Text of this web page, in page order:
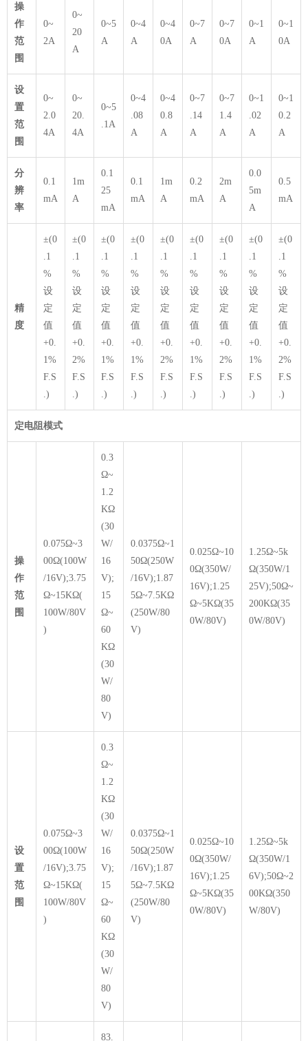
操
作
范
围
0~
2A
0~
20
A
0~5
A
0~4
A
0~4
0A
0~7
A
0~7
0A
0~1
A
0~1
0A
设
置
范
围
0~
2.0
4A
0~
20.
4A
0~5
.1A
0~4
.08
A
0~4
0.8
A
0~7
.14
A
0~7
1.4
A
0~1
.02
A
0~1
0.2
A
分
辨
率
0.1
mA
1m
A
0.1
25
mA
0.1
mA
1m
A
0.2
mA
2m
A
0.0
5m
A
0.5
mA
精
度
±(0
.1
%
设
定
值
+0.
1%
F.S
.)
±(0
.1
%
设
定
值
+0.
2%
F.S
.)
±(0
.1
%
设
定
值
+0.
1%
F.S
.)
±(0
.1
%
设
定
值
+0.
1%
F.S
.)
±(0
.1
%
设
定
值
+0.
2%
F.S
.)
±(0
.1
%
设
定
值
+0.
1%
F.S
.)
±(0
.1
%
设
定
值
+0.
2%
F.S
.)
±(0
.1
%
设
定
值
+0.
1%
F.S
.)
±(0
.1
%
设
定
值
+0.
2%
F.S
.)
定电阻模式
操
作
范
围
0.075Ω~3
00Ω(100W
/16V);3.75
Ω~15KΩ(
100W/80V
)
0.3
Ω~
1.2
KΩ
(30
W/
16
V);
15
Ω~
60
KΩ
(30
W/
80
V)
0.0375Ω~1
50Ω(250W
/16V);1.87
5Ω~7.5KΩ
(250W/80
V)
0.025Ω~10
0Ω(350W/
16V);1.25
Ω~5KΩ(35
0W/80V)
1.25Ω~5k
Ω(350W/1
25V);50Ω~
200KΩ(35
0W/80V)
设
置
范
围
0.075Ω~3
00Ω(100W
/16V);3.75
Ω~15KΩ(
100W/80V
)
0.3
Ω~
1.2
KΩ
(30
W/
16
V);
15
Ω~
60
KΩ
(30
W/
80
V)
0.0375Ω~1
50Ω(250W
/16V);1.87
5Ω~7.5KΩ
(250W/80
V)
0.025Ω~10
0Ω(350W/
16V);1.25
Ω~5KΩ(35
0W/80V)
1.25Ω~5k
Ω(350W/1
6V);50Ω~2
00KΩ(350
W/80V)
83.